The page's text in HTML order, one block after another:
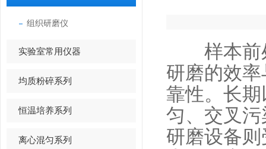
组织研磨仪
实验室常用仪器
均质粉碎系列
恒温培养系列
离心混匀系列
样本前处
研磨的效
靠性。长
匀、交叉
研磨设备